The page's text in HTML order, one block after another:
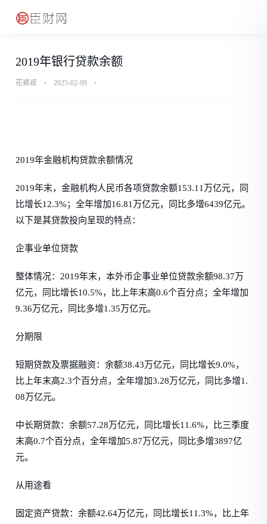
2019年银行贷款余额
花裤衩 ⋅ 2025-02-09 ⋅
2019年金融机构贷款余额情况
2019年末，金融机构人民币各项贷款余额153.11万亿元，同
比增长12.3%；全年增加16.81万亿元，同比多增6439亿元。
以下是其贷款投向呈现的特点：
企事业单位贷款
整体情况：2019年末，本外币企事业单位贷款余额98.37万
亿元，同比增长10.5%，比上年末高0.6个百分点；全年增加
9.36万亿元，同比多增1.35万亿元。
分期限
短期贷款及票据融资：余额38.43万亿元，同比增长9.0%，
比上年末高2.3个百分点，全年增加3.28万亿元，同比多增1.
08万亿元。
中长期贷款：余额57.28万亿元，同比增长11.6%，比三季度
末高0.7个百分点，全年增加5.87万亿元，同比多增3897亿
元。
从用途看
固定资产贷款：余额42.64万亿元，同比增长11.3%，比上年